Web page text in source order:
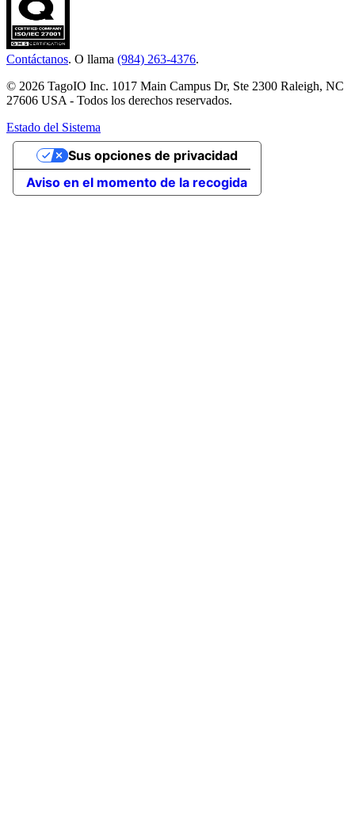
Contáctanos. O llama (984) 263-4376.
© 2026 TagoIO Inc. 1017 Main Campus Dr, Ste 2300 Raleigh, NC
27606 USA - Todos los derechos reservados.
Estado del Sistema
Aviso en el momento de la recogida
Sus opciones de privacidad